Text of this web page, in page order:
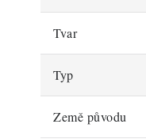
Tvar
Typ
Země původu